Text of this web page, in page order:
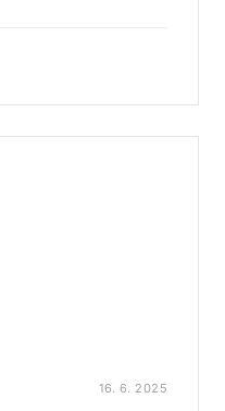
16. 6. 2025